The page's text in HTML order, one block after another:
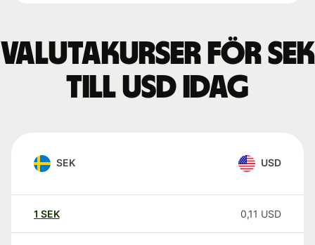
Valutakurser för SEK
till USD idag
SEK USD
1 SEK 0,11 USD